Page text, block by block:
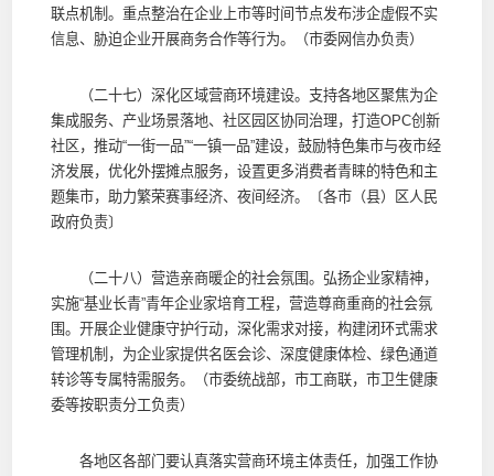
联点机制。重点整治在企业上市等时间节点发布涉企虚假不实
信息、胁迫企业开展商务合作等行为。（市委网信办负责）
（二十七）深化区域营商环境建设。支持各地区聚焦为企
集成服务、产业场景落地、社区园区协同治理，打造OPC创新
社区，推动“一街一品”“一镇一品”建设，鼓励特色集市与夜市经
济发展，优化外摆摊点服务，设置更多消费者青睐的特色和主
题集市，助力繁荣赛事经济、夜间经济。〔各市（县）区人民
政府负责〕
（二十八）营造亲商暖企的社会氛围。弘扬企业家精神，
实施“基业长青”青年企业家培育工程，营造尊商重商的社会氛
围。开展企业健康守护行动，深化需求对接，构建闭环式需求
管理机制，为企业家提供名医会诊、深度健康体检、绿色通道
转诊等专属特需服务。（市委统战部，市工商联，市卫生健康
委等按职责分工负责）
各地区各部门要认真落实营商环境主体责任，加强工作协